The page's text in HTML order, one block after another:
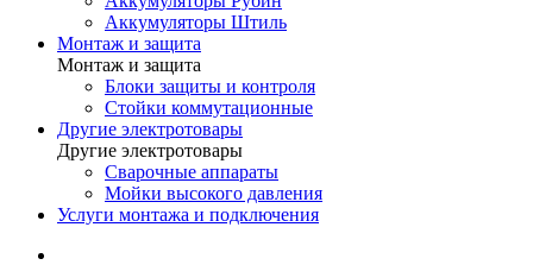
Аккумуляторы Штиль
Монтаж и защита
Монтаж и защита
Блоки защиты и контроля
Стойки коммутационные
Другие электротовары
Другие электротовары
Сварочные аппараты
Мойки высокого давления
Услуги монтажа и подключения